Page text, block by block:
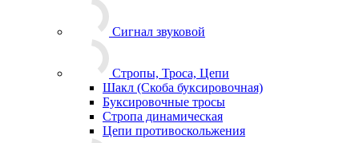
Сигнал звуковой
Стропы, Троса, Цепи
Шакл (Скоба буксировочная)
Буксировочные тросы
Стропа динамическая
Цепи противоскольжения